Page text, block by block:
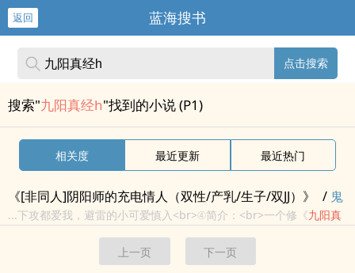
返回 蓝海搜书
点击搜索
搜索"九阳真经h"找到的小说 (P1)
相关度 最近更新 最近热门
《[非同人]阴阳师的充电情人（双性/产乳/生子/双JJ）》 / 鬼
使神差/ 耽美
...下攻都爱我，避雷的小可爱慎入<br>④简介：<br>一个修《九阳真
》的顶级仙门世家锋麟门，各个仙子如玉，千百年来洁身自好，不
染纤尘。<br>而自从小仙主诞生之后，太白说小仙主必须修《九...
上一页
下一页